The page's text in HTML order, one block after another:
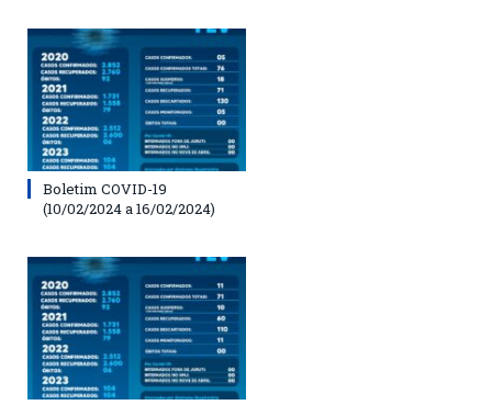
Boletim COVID-19
(10/02/2024 a 16/02/2024)